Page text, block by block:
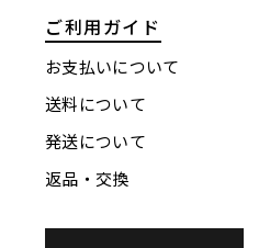
ご利用ガイド
お支払いについて
送料について
発送について
返品・交換